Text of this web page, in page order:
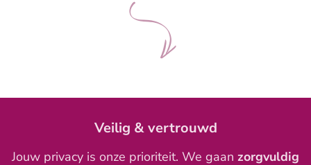
Veilig & vertrouwd
Jouw privacy is onze prioriteit. We gaan zorgvuldig